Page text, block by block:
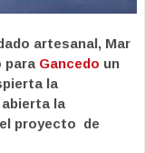
artesanal, Mar
para Gancedo un
la
la
proyecto de